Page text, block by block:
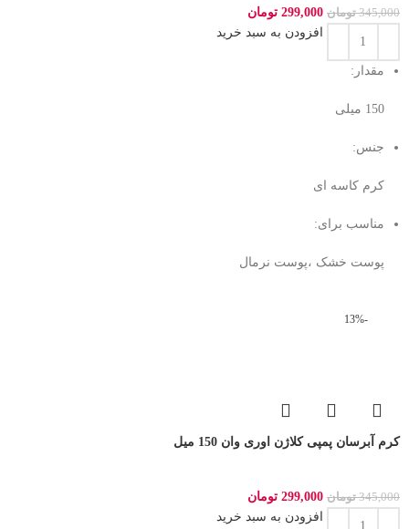
345,000 تومان 299,000 تومان
افزودن به سبد خرید
مقدار:
150 میلی‌
جنس:
کرم کاسه ای
مناسب برای:
پوست خشک ،پوست نرمال
-13%
کرم آبرسان پمپی کلاژن اوری وان 150 میل
345,000 تومان 299,000 تومان
افزودن به سبد خرید